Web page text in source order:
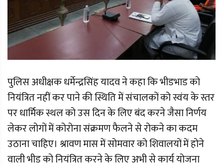
पुलिस अधीक्षक धर्मेन्द्रसिंह यादव ने कहा कि भीडभाड को
नियंत्रित नहीं कर पाने की स्थिति में संचालकों को स्वंय के स्तर
पर धार्मिक स्थल को उस दिन के लिए बंद करने जैसा निर्णय
लेकर लोगों में कोरोना संक्रमण फैलने से रोकने का कदम
उठाना चाहिए। श्रावण मास में सोमवार को शिवालयों में होने
वाली भीड को नियंत्रित करने के लिए अभी से कार्य योजना